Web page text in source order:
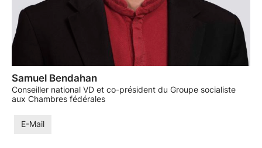
Samuel Bendahan
Conseiller national VD et co-président du Groupe socialiste
aux Chambres fédérales
E-Mail